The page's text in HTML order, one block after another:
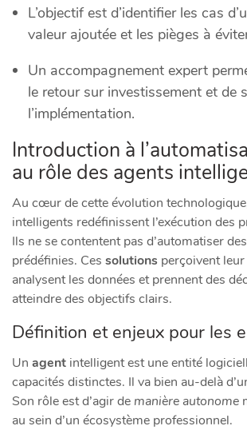
L’objectif est d’identifier les cas
valeur ajoutée et les pièges à
Un accompagnement expert
le retour sur investissement et de
l’implémentation.
Introduction à
au rôle des agents
Au cœur de cette évolution
intelligents redéfinissent l’exécution des
Ils ne se contentent pas d’automatiser
prédéfinies. Ces solutions perçoivent
analysent les données et prennent des
atteindre des objectifs clairs.
Définition et enjeux pour les
Un agent intelligent est une entité
capacités distinctes. Il va bien au-delà
Son rôle est d’agir de manière autonome
au sein d’un écosystème professionnel.